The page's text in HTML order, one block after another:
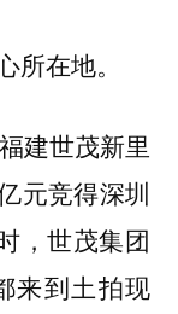
在地。
建世茂新里
元竞得深圳
，世茂集团
来到土拍现